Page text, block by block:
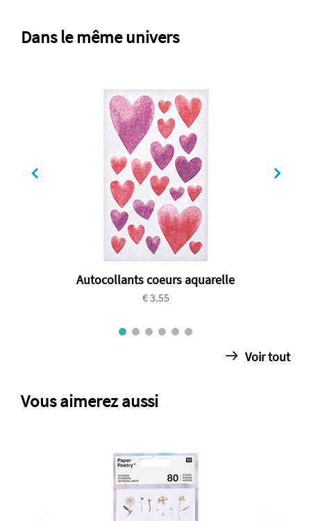
Dans le même univers
Autocollants coeurs aquarelle
€ 3.55
Voir tout
Vous aimerez aussi